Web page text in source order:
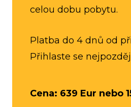
celou dobu pobytu.
Platba do 4 dnů od
Přihlaste se
Cena: 639 Eur nebo